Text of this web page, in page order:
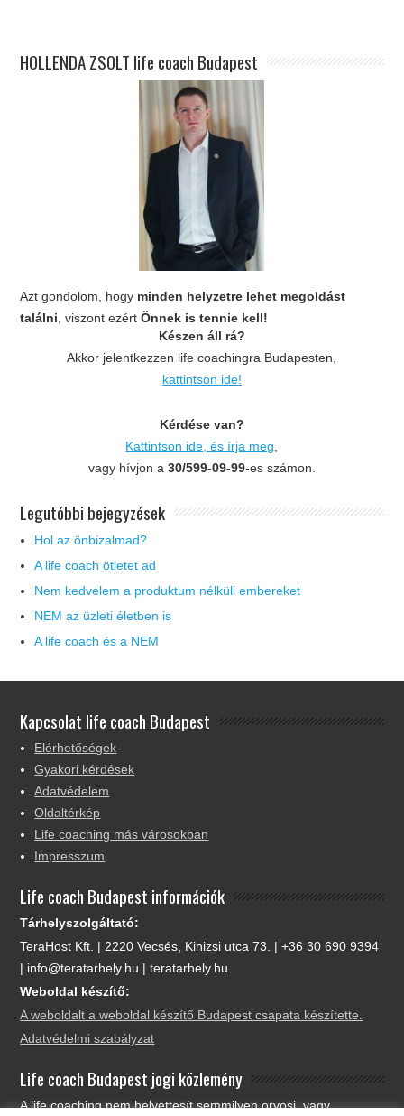
HOLLENDA ZSOLT life coach Budapest
Azt gondolom, hogy minden helyzetre lehet megoldást
találni, viszont ezértÖnnek is tennie kell!
Készen áll rá?
Akkor jelentkezzen life coachingra Budapesten,
kattintson ide!
Kérdése van?
Kattintson ide, és írja meg,
vagy hívjon a 30/599-09-99-es számon.
Legutóbbi bejegyzések
Hol az önbizalmad?
A life coach ötletet ad
Nem kedvelem a produktum nélküli embereket
NEM az üzleti életben is
A life coach és a NEM
Kapcsolat life coach Budapest
Elérhetőségek
Gyakori kérdések
Adatvédelem
Oldaltérkép
Life coaching más városokban
Impresszum
Life coach Budapest információk
Tárhelyszolgáltató:
TeraHost Kft. | 2220 Vecsés, Kinizsi utca 73. | +36 30 690 9394
| info@teratarhely.hu | teratarhely.hu
Weboldal készítő:
A weboldalt a weboldal készítő Budapest csapata készítette.
Adatvédelmi szabályzat
Life coach Budapest jogi közlemény
A life coaching nem helyettesít semmilyen orvosi, vagy